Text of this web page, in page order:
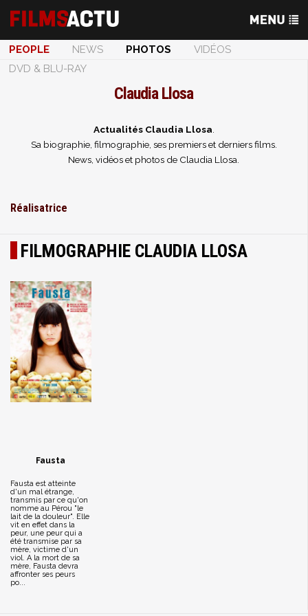
PEOPLE NEWS PHOTOS
VIDÉOS
DVD & BLU-RAY
Claudia Llosa
Actualités Claudia Llosa
Sa biographie, filmographie, ses premiers et derniers films.
News, vidéos et photos de Claudia Llosa.
Réalisatrice
FILMOGRAPHIE CLAUDIA LLOSA
Fausta
Fausta est atteinte
d'un mal étrange,
transmis par ce qu'on
nomme au Pérou "le
lait de la douleur". Elle
vit en effet dans la
peur, une peur qui a
été transmise par sa
mère, victime d'un
viol. A la mort de sa
mère, Fausta devra
affronter ses peurs
po...